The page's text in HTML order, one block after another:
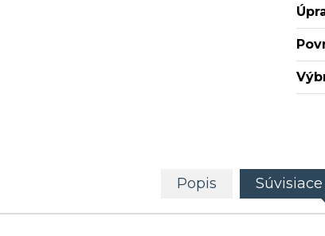
Popis